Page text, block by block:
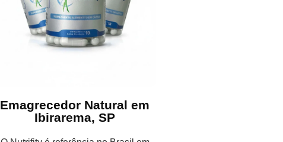
Emagrecedor Natural em
Ibirarema, SP